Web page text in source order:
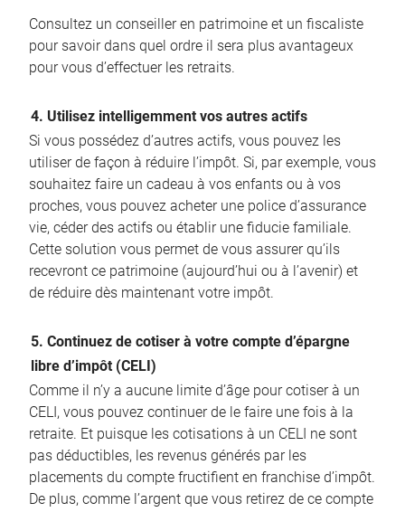
Consultez un conseiller en patrimoine et un fiscaliste
pour savoir dans quel ordre il sera plus avantageux
pour vous d’effectuer les retraits.
4. Utilisez intelligemment vos autres actifs
Si vous possédez d’autres actifs, vous pouvez les
utiliser de façon à réduire l’impôt. Si, par exemple, vous
souhaitez faire un cadeau à vos enfants ou à vos
proches, vous pouvez acheter une police d’assurance
vie, céder des actifs ou établir une fiducie familiale.
Cette solution vous permet de vous assurer qu’ils
recevront ce patrimoine (aujourd’hui ou à l’avenir) et
de réduire dès maintenant votre impôt.
5. Continuez de cotiser à votre compte d’épargne
libre d’impôt (CELI)
Comme il n’y a aucune limite d’âge pour cotiser à un
CELI, vous pouvez continuer de le faire une fois à la
retraite. Et puisque les cotisations à un CELI ne sont
pas déductibles, les revenus générés par les
placements du compte fructifient en franchise d’impôt.
De plus, comme l’argent que vous retirez de ce compte